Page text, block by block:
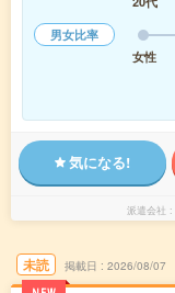
男女比率
女性
気になる!
派遣会社
未読 掲載日 2026/08/07